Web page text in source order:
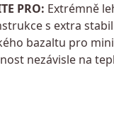
PRO: Extrémně
s extra
bazaltu pro
nezávisle na